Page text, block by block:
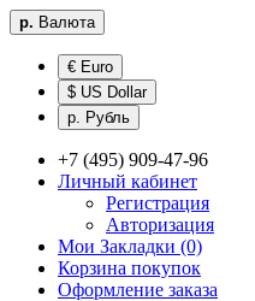
р. Валюта
€ Euro
$ US Dollar
р. Рубль
+7 (495) 909-47-96
Личный кабинет
Регистрация
Авторизация
Мои Закладки (0)
Корзина покупок
Оформление заказа